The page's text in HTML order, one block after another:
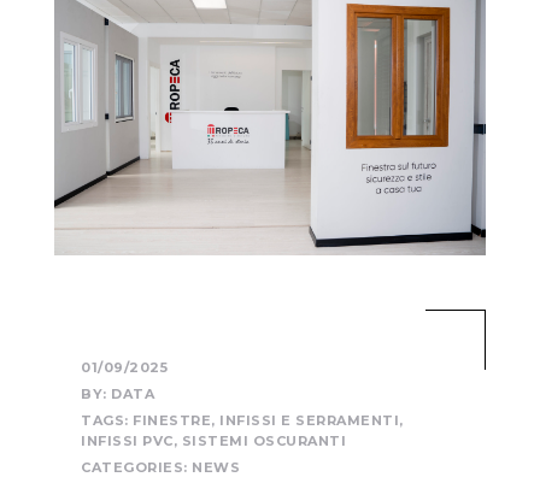
01/09/2025
BY: DATA
TAGS: FINESTRE, INFISSI E SERRAMENTI,
INFISSI PVC, SISTEMI OSCURANTI
CATEGORIES: NEWS